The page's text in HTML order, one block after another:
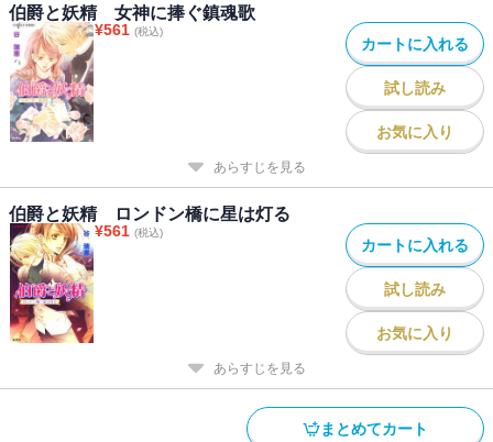
伯爵と妖精 女神に捧ぐ鎮魂歌
¥561 (税込)
カートに入れる
試し読み
お気に入り
あらすじを見る
伯爵と妖精 ロンドン橋に星は灯る
¥561 (税込)
カートに入れる
試し読み
お気に入り
あらすじを見る
まとめてカート